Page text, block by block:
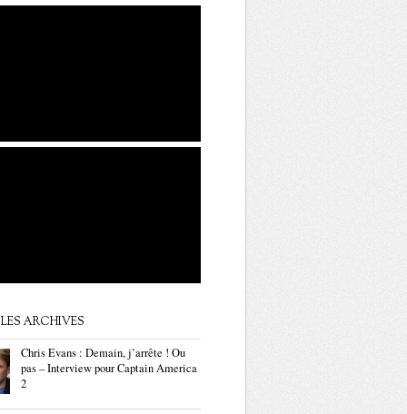
ARCHIVES
Chris Evans : Demain, j’arrête ! Ou
pas – Interview pour Captain America
2